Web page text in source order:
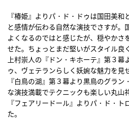
『椿姫』よりパ・ド・ドゥは国田美
と感情が伝わる自然な演技でさすが。
よくなるのではと感じたが、穏やかさ
せた。ちょっとまだ堅いがスタイル良
上村崇人の『ドン・キホーテ』第３幕
ゥ、ヴェテランらしく妖婉な魅力を見
『白鳥の湖』第３幕より黒鳥のグラ
な演技満載でテクニックも楽しい丸山
『フェアリードール』よりパ・ド・
た。